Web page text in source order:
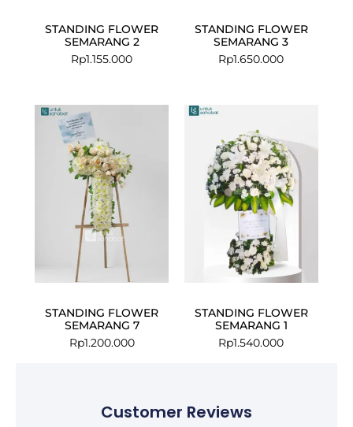
STANDING FLOWER
SEMARANG 2
Rp1.155.000
STANDING FLOWER
SEMARANG 3
Rp1.650.000
STANDING FLOWER
SEMARANG 7
Rp1.200.000
STANDING FLOWER
SEMARANG 1
Rp1.540.000
Customer Reviews